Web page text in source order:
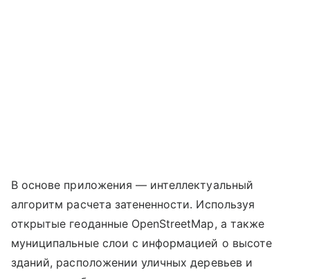
В основе приложения — интеллектуальный
алгоритм расчета затененности. Используя
открытые геоданные OpenStreetMap, а также
муниципальные слои с информацией о высоте
зданий, расположении уличных деревьев и